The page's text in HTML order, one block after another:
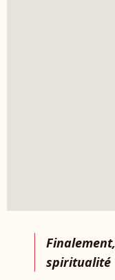
spiritualité